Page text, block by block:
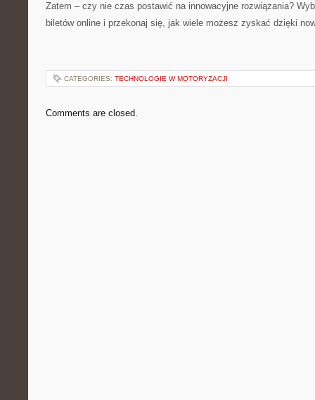
Zatem – czy nie czas postawić na innowacyjne rozwiązania?
biletów online i przekonaj się, jak wiele możesz zyskać dzięki
CATEGORIES: TECHNOLOGIE W MOTORYZACJI
Comments are closed.